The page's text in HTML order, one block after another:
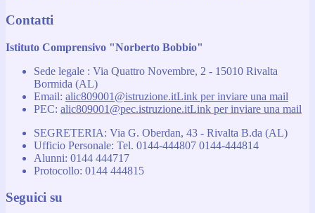
Contatti
Istituto Comprensivo "Norberto Bobbio"
Sede legale : Via Quattro Novembre, 2 - 15010 Rivalta
Bormida (AL)
Email: alic809001@istruzione.itLink per inviare una mail
PEC: alic809001@pec.istruzione.itLink per inviare una mail
SEGRETERIA: Via G. Oberdan, 43 - Rivalta B.da (AL)
Ufficio Personale: Tel. 0144-444807 0144-444814
Alunni: 0144 444717
Protocollo: 0144 444815
Seguici su